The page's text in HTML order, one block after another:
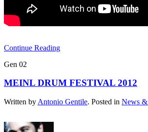
Continue Reading
Gen 02
MEINL DRUM FESTIVAL 2012
Written by Antonio Gentile. Posted in News